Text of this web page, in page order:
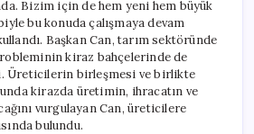
Bizim için de hem yeni hem büyük
bu konuda çalışmaya devam
Başkan Can, tarım sektöründe
kiraz bahçelerinde de
Üreticilerin birleşmesi ve birlikte
kirazda üretimin, ihracatın ve
vurgulayan Can, üreticilere
bulundu.